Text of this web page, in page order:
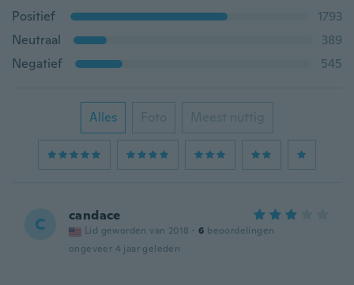
Positief
1793
Neutraal
389
Negatief
545
Alles Foto Meest nuttig
C candace
Lid geworden van 2018 · 6 beoordelingen
ongeveer 4 jaar geleden